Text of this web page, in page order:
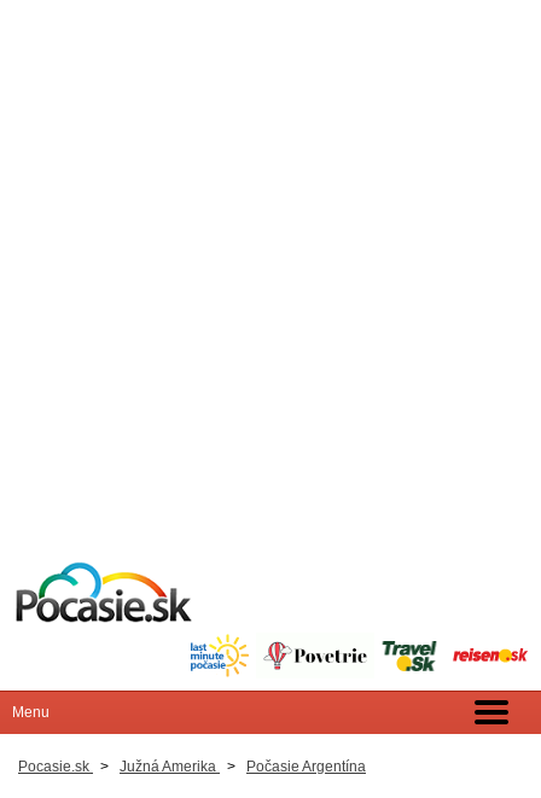
Pocasie.sk > Južná Amerika > Počasie Argentína